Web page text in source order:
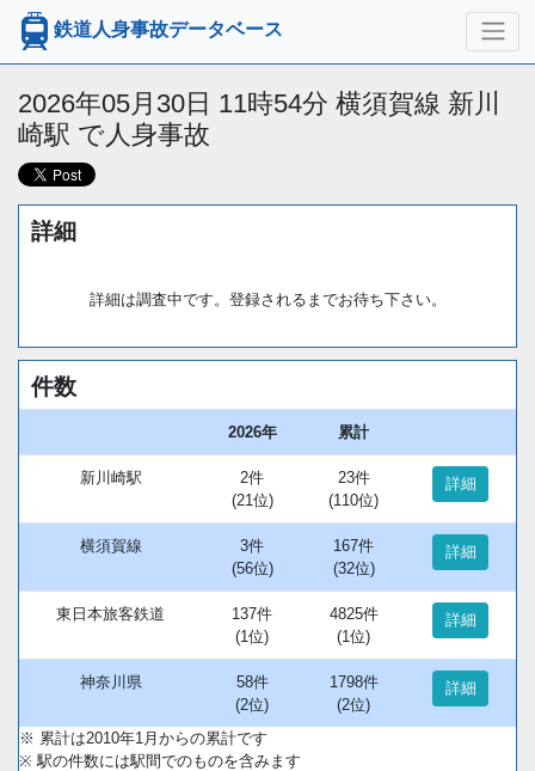
鉄道人身事故データベース
2026年05月30日 11時54分 横須賀線 新川
崎駅 で人身事故
詳細
詳細は調査中です。登録されるまでお待ち下さい。
件数
2026年 累計
新川崎駅
2件
(21位)
23件
(110位)
詳細
横須賀線
3件
(56位)
167件
(32位)
詳細
東日本旅客鉄道
137件
(1位)
4825件
(1位)
詳細
神奈川県
58件
(2位)
1798件
(2位)
詳細
※ 累計は2010年1月からの累計です
※ 駅の件数には駅間でのものを含みます